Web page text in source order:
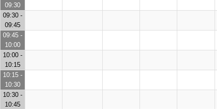
09:30
09:30 -
09:45
09:45 -
10:00
10:00 -
10:15
10:15 -
10:30
10:30 -
10:45